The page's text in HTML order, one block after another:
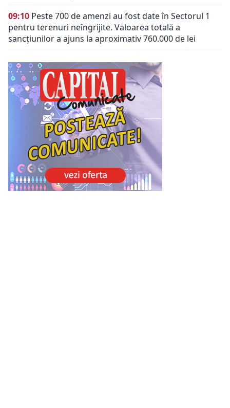
09:10 Peste 700 de amenzi au fost date în Sectorul 1
pentru terenuri neîngrijite. Valoarea totală a
sancțiunilor a ajuns la aproximativ 760.000 de lei